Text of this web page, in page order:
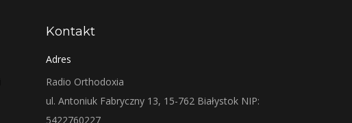
Kontakt
Adres
Radio Orthodoxia
ul. Antoniuk Fabryczny 13, 15-762 Białystok NIP:
5422760227